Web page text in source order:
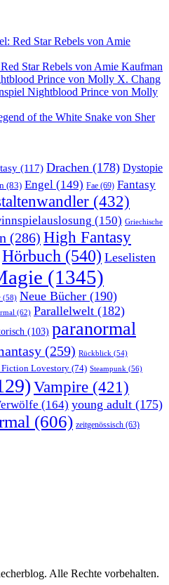
Red Star Rebels von Amie
Star Rebels von Amie Kaufman
Prince von Molly X. Chang
Nightblood Prince von Molly
of the White Snake von Sher
(117) Drachen (178) Dystopie
(83) Engel (149) Fae (69) Fantasy
(432)
(150) Griechische
(286) High Fantasy
Hörbuch (540) Leselisten
(1345)
(58) Neue Bücher (190)
(62) Parallelwelt (182)
(103) paranormal
(259) Rückblick (54)
Fiction Lovestory (74) Steampunk (56)
Vampire (421)
(164) young adult (175)
(606) zeitgenössisch (63)
Alle Rechte vorbehalten.